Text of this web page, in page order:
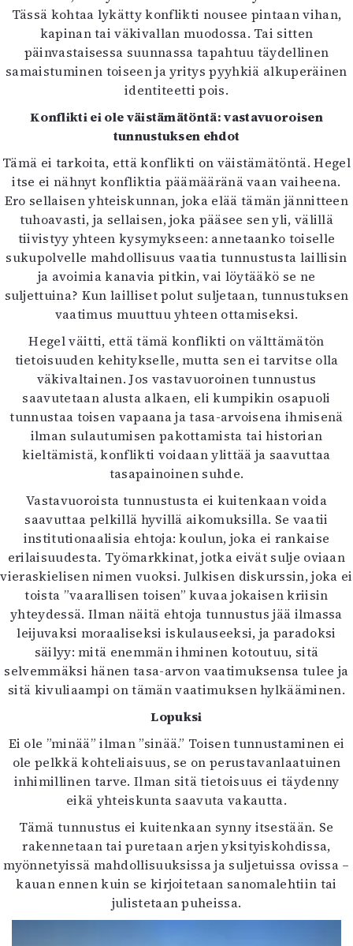
Tässä kohtaa lykätty konflikti nousee pintaan vihan,
kapinan tai väkivallan muodossa. Tai sitten
päinvastaisessa suunnassa tapahtuu täydellinen
samaistuminen toiseen ja yritys pyyhkiä alkuperäinen
identiteetti pois.
Konflikti ei ole väistämätöntä: vastavuoroisen
tunnustuksen ehdot
Tämä ei tarkoita, että konflikti on väistämätöntä. Hegel
itse ei nähnyt konfliktia päämääränä vaan vaiheena.
Ero sellaisen yhteiskunnan, joka elää tämän jännitteen
tuhoavasti, ja sellaisen, joka pääsee sen yli, välillä
tiivistyy yhteen kysymykseen: annetaanko toiselle
sukupolvelle mahdollisuus vaatia tunnustusta laillisin
ja avoimia kanavia pitkin, vai löytääkö se ne
suljettuina? Kun lailliset polut suljetaan, tunnustuksen
vaatimus muuttuu yhteen ottamiseksi.
Hegel väitti, että tämä konflikti on välttämätön
tietoisuuden kehitykselle, mutta sen ei tarvitse olla
väkivaltainen. Jos vastavuoroinen tunnustus
saavutetaan alusta alkaen, eli kumpikin osapuoli
tunnustaa toisen vapaana ja tasa-arvoisena ihmisenä
ilman sulautumisen pakottamista tai historian
kieltämistä, konflikti voidaan ylittää ja saavuttaa
tasapainoinen suhde.
Vastavuoroista tunnustusta ei kuitenkaan voida
saavuttaa pelkillä hyvillä aikomuksilla. Se vaatii
institutionaalisia ehtoja: koulun, joka ei rankaise
erilaisuudesta. Työmarkkinat, jotka eivät sulje oviaan
vieraskielisen nimen vuoksi. Julkisen diskurssin, joka ei
toista ”vaarallisen toisen” kuvaa jokaisen kriisin
yhteydessä. Ilman näitä ehtoja tunnustus jää ilmassa
leijuvaksi moraaliseksi iskulauseeksi, ja paradoksi
säilyy: mitä enemmän ihminen kotoutuu, sitä
selvemmäksi hänen tasa-arvon vaatimuksensa tulee ja
sitä kivuliaampi on tämän vaatimuksen hylkääminen.
Lopuksi
Ei ole ”minää” ilman ”sinää.” Toisen tunnustaminen ei
ole pelkkä kohteliaisuus, se on perustavanlaatuinen
inhimillinen tarve. Ilman sitä tietoisuus ei täydenny
eikä yhteiskunta saavuta vakautta.
Tämä tunnustus ei kuitenkaan synny itsestään. Se
rakennetaan tai puretaan arjen yksityiskohdissa,
myönnetyissä mahdollisuuksissa ja suljetuissa ovissa –
kauan ennen kuin se kirjoitetaan sanomalehtiin tai
julistetaan puheissa.